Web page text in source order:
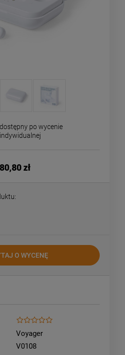
dostępny po wycenie
indywidualnej
80,80 zł
O WYCENĘ
Voyager
V0108